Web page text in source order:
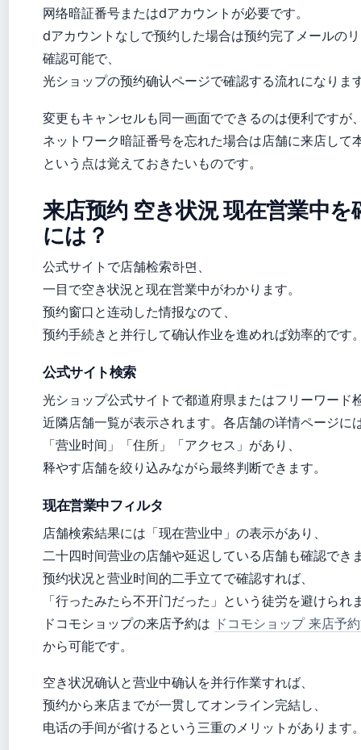
网络暗証番号またはdアカウントが必要です。
dアカウントなしで预约した場合は预约完了メールの
確認可能で、
光ショップの预约确认ページで確認する流れになりま
変更もキャンセルも同一画面でできるのは便利ですが
ネットワーク暗証番号を忘れた場合は店舗に来店して
という点は覚えておきたいものです。
来店预约 空き状況 现在営業中を
には？
公式サイトで店舗检索하면、
一目で空き状況と现在営業中がわかります。
预约窗口と连动した情报なのて、
预约手続きと并行して确认作业を進めれば効率的です
公式サイト検索
光ショップ公式サイトで都道府県またはフリーワード
近隣店舗一覧が表示されます。各店舗の详情ページに
「营业时间」「住所」「アクセス」があり、
释やす店舗を絞り込みながら最终判断できます。
现在営業中フィルタ
店舗検索結果には「现在营业中」の表示があり、
二十四时间营业の店舗や延迟している店舗も確認でき
预约状况と营业时间的二手立てで確認すれば、
「行ったみたら不开门だった」という徒労を避けられ
ドコモショップの来店予約は ドコモショップ 来店予
から可能です。
空き状况确认と营业中确认を并行作業すれば、
预约から来店までが一贯してオンライン完結し、
电话の手间が省けるという三重のメリットがあります